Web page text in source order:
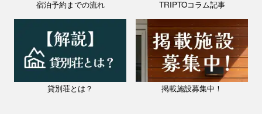
宿泊予約までの流れ TRIPTOコラム記事
貸別荘とは？ 掲載施設募集中！